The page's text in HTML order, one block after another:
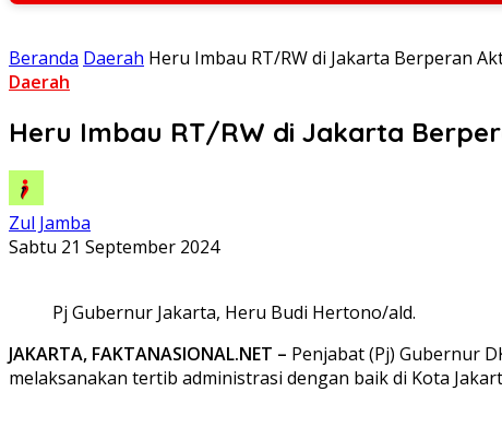
Beranda Daerah Heru Imbau RT/RW di Jakarta Berperan
Daerah
Heru Imbau RT/RW di Jakarta
Zul Jamba
Sabtu 21 September 2024
Pj Gubernur Jakarta, Heru Budi Hertono/ald.
JAKARTA, FAKTANASIONAL.NET – Penjabat (Pj) Gubernur
melaksanakan tertib administrasi dengan baik di Kota